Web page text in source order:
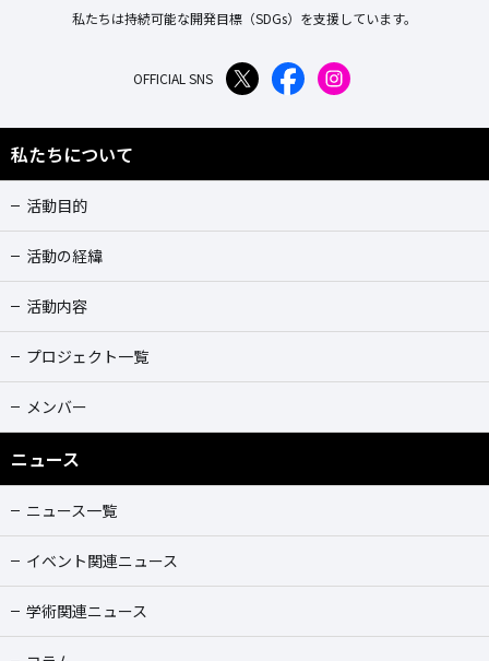
私たちは持続可能な開発目標（SDGs）を支援しています。
OFFICIAL SNS
私たちについて
活動目的
活動の経緯
活動内容
プロジェクト一覧
メンバー
ニュース
ニュース一覧
イベント関連ニュース
学術関連ニュース